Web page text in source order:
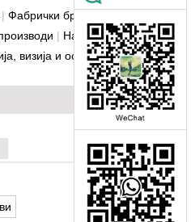
| Фабрички бриф
| Нашите
визија и основни вредности